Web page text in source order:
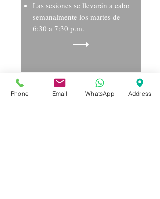
Las sesiones se llevarán a cabo
semanalmente los martes de
6:30 a 7:30 p.m.
Phone Email WhatsApp Address